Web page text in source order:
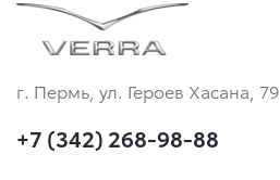
г. Пермь, ул. Героев Хасана, 79
+7 (342) 268-98-88